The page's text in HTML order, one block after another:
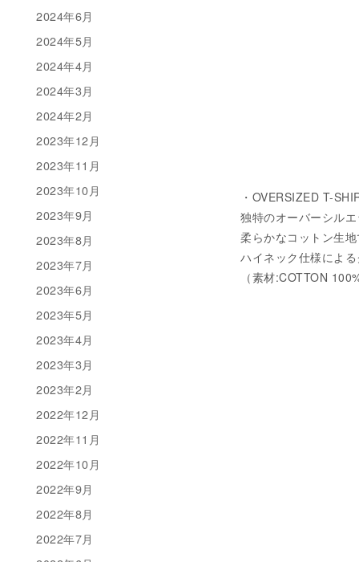
・OVERSIZED T-
独特のオーバーシル
柔らかなコットン生
ハイネック仕様によ
（素材:COTTON
2024年6月
2024年5月
2024年4月
2024年3月
2024年2月
2023年12月
2023年11月
2023年10月
2023年9月
2023年8月
2023年7月
2023年6月
2023年5月
2023年4月
2023年3月
2023年2月
2022年12月
2022年11月
2022年10月
2022年9月
2022年8月
2022年7月